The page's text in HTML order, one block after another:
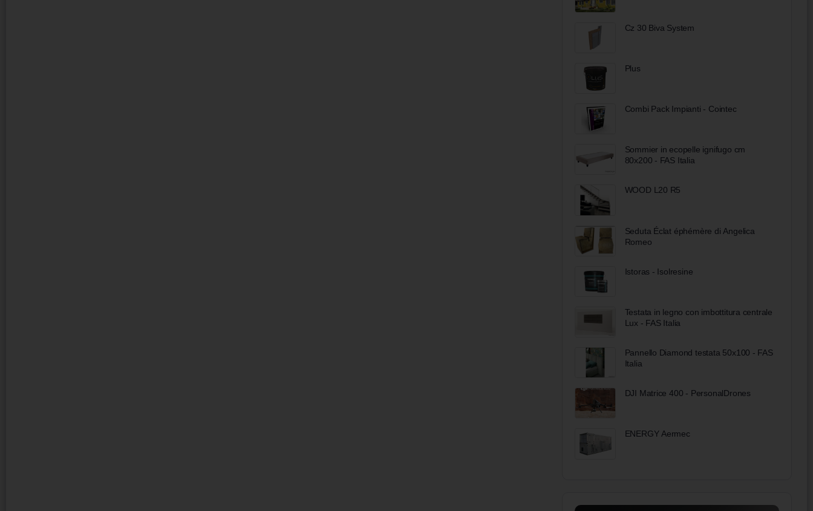
Cz 30 Biva System
Plus
Combi Pack Impianti - Cointec
Sommier in ecopelle ignifugo cm
80x200 - FAS Italia
WOOD L20 R5
Seduta Éclat éphémère di Angelica
Romeo
Istoras - Isolresine
Testata in legno con imbottitura centrale
Lux - FAS Italia
Pannello Diamond testata 50x100 - FAS
Italia
DJI Matrice 400 - PersonalDrones
ENERGY Aermec